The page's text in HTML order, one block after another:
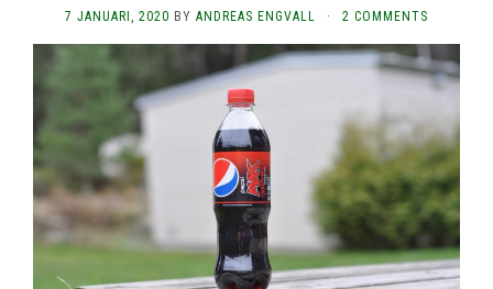
7 JANUARI, 2020 BY ANDREAS ENGVALL · 2 COMMENTS